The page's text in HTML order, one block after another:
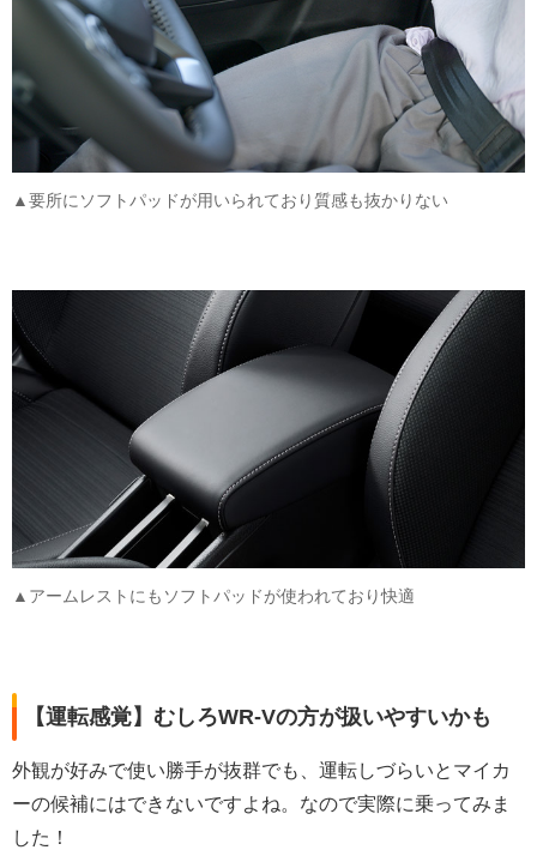
▲要所にソフトパッドが用いられており質感も抜かりない
▲アームレストにもソフトパッドが使われており快適
【運転感覚】むしろWR-Vの方が扱いやすいかも
外観が好みで使い勝手が抜群でも、運転しづらいとマイカ
ーの候補にはできないですよね。なので実際に乗ってみま
した！